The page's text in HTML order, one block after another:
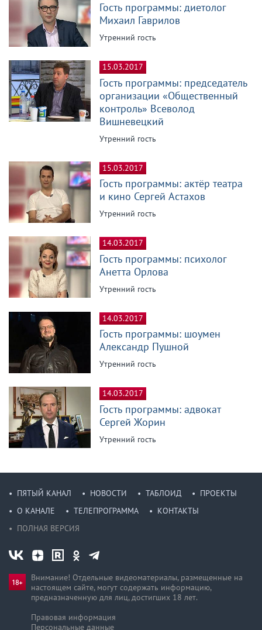
Гость программы: диетолог
Михаил Гаврилов
Утренний гость
15.03.2017
Гость программы: председатель
организации «Общественный
контроль» Всеволод
Вишневецкий
Утренний гость
15.03.2017
Гость программы: актёр театра
и кино Сергей Астахов
Утренний гость
14.03.2017
Гость программы: психолог
Анетта Орлова
Утренний гость
14.03.2017
Гость программы: шоумен
Александр Пушной
Утренний гость
14.03.2017
Гость программы: адвокат
Сергей Жорин
Утренний гость
ПЯТЫЙ КАНАЛ НОВОСТИ ТАБЛОИД
ПРОЕКТЫ
О КАНАЛЕ
ТЕЛЕПРОГРАММА
КОНТАКТЫ
ПОЛНАЯ ВЕРСИЯ
Внимание! Отдельные видеоматериалы, размещенные на
настоящем сайте, могут содержать информацию,
предназначен­ную для лиц, достигших 18 лет.
Правовая информация
Персональные данные